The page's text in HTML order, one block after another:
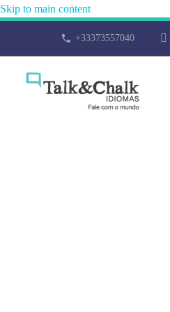
Skip to main content
+33373557040